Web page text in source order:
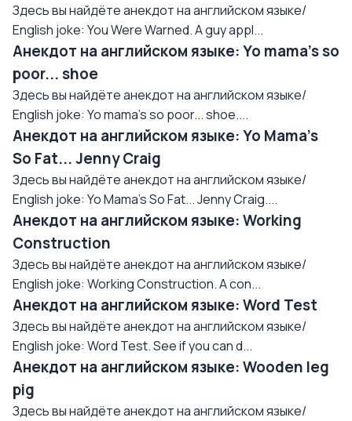
Здесь вы найдёте анекдот на английском языке/
English joke: You Were Warned. A guy appl...
Анекдот на английском языке: Yo mama's so
poor... shoe
Здесь вы найдёте анекдот на английском языке/
English joke: Yo mama's so poor... shoe....
Анекдот на английском языке: Yo Mama's
So Fat... Jenny Craig
Здесь вы найдёте анекдот на английском языке/
English joke: Yo Mama's So Fat... Jenny Craig....
Анекдот на английском языке: Working
Construction
Здесь вы найдёте анекдот на английском языке/
English joke: Working Construction. A con...
Анекдот на английском языке: Word Test
Здесь вы найдёте анекдот на английском языке/
English joke: Word Test. See if you can d...
Анекдот на английском языке: Wooden leg
pig
Здесь вы найдёте анекдот на английском языке/